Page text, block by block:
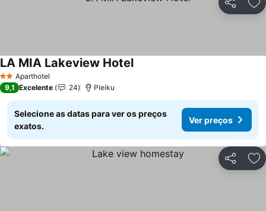
Partilhar
2 EstrelasAparthotel
LA MIA Lakeview Hotel
9,1 Excelente 24 Pleiku
Selecione as datas para ver os preços
exatos.
Ver preços
Partilhar